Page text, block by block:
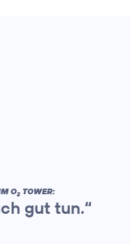
O2 TOWER:
gut tun.“